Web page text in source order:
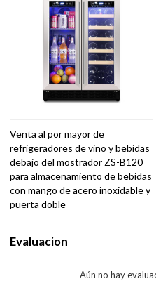
Venta al por mayor de
refrigeradores de vino y bebidas
debajo del mostrador ZS-B120
para almacenamiento de bebidas
con mango de acero inoxidable y
puerta doble
Evaluacion
Aún no hay